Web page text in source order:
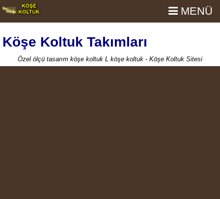
Köşe Koltuk Takımları
MENÜ
Özel ölçü tasarım köşe koltuk L köşe koltuk - Köşe Koltuk Sitesi